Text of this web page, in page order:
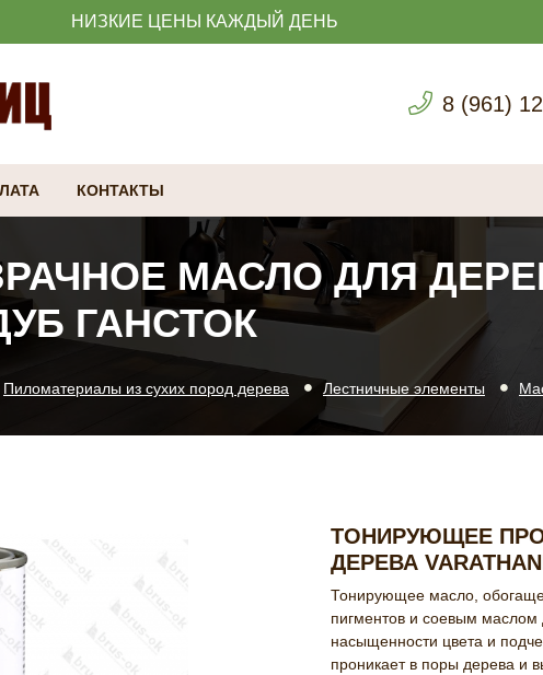
НИЗКИЕ ЦЕНЫ КАЖДЫЙ ДЕНЬ
8 (961)
КОНТАКТЫ
МАСЛО ДЛЯ
ГАНСТОК
Пиломатериалы из сухих пород дерева Лестничные элементы
ТОНИРУЮЩЕЕ
ДЕРЕВА
Тонирующее масло,
пигментов и соевым маслом
насыщенности цвета и
проникает в поры дерева и